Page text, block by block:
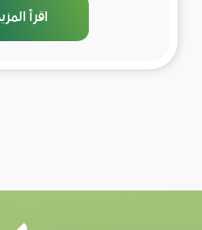
اقرأ